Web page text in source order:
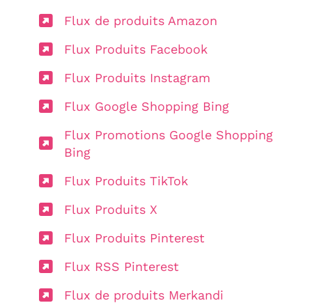
Flux de produits Amazon
Flux Produits Facebook
Flux Produits Instagram
Flux Google Shopping Bing
Flux Promotions Google Shopping
Bing
Flux Produits TikTok
Flux Produits X
Flux Produits Pinterest
Flux RSS Pinterest
Flux de produits Merkandi